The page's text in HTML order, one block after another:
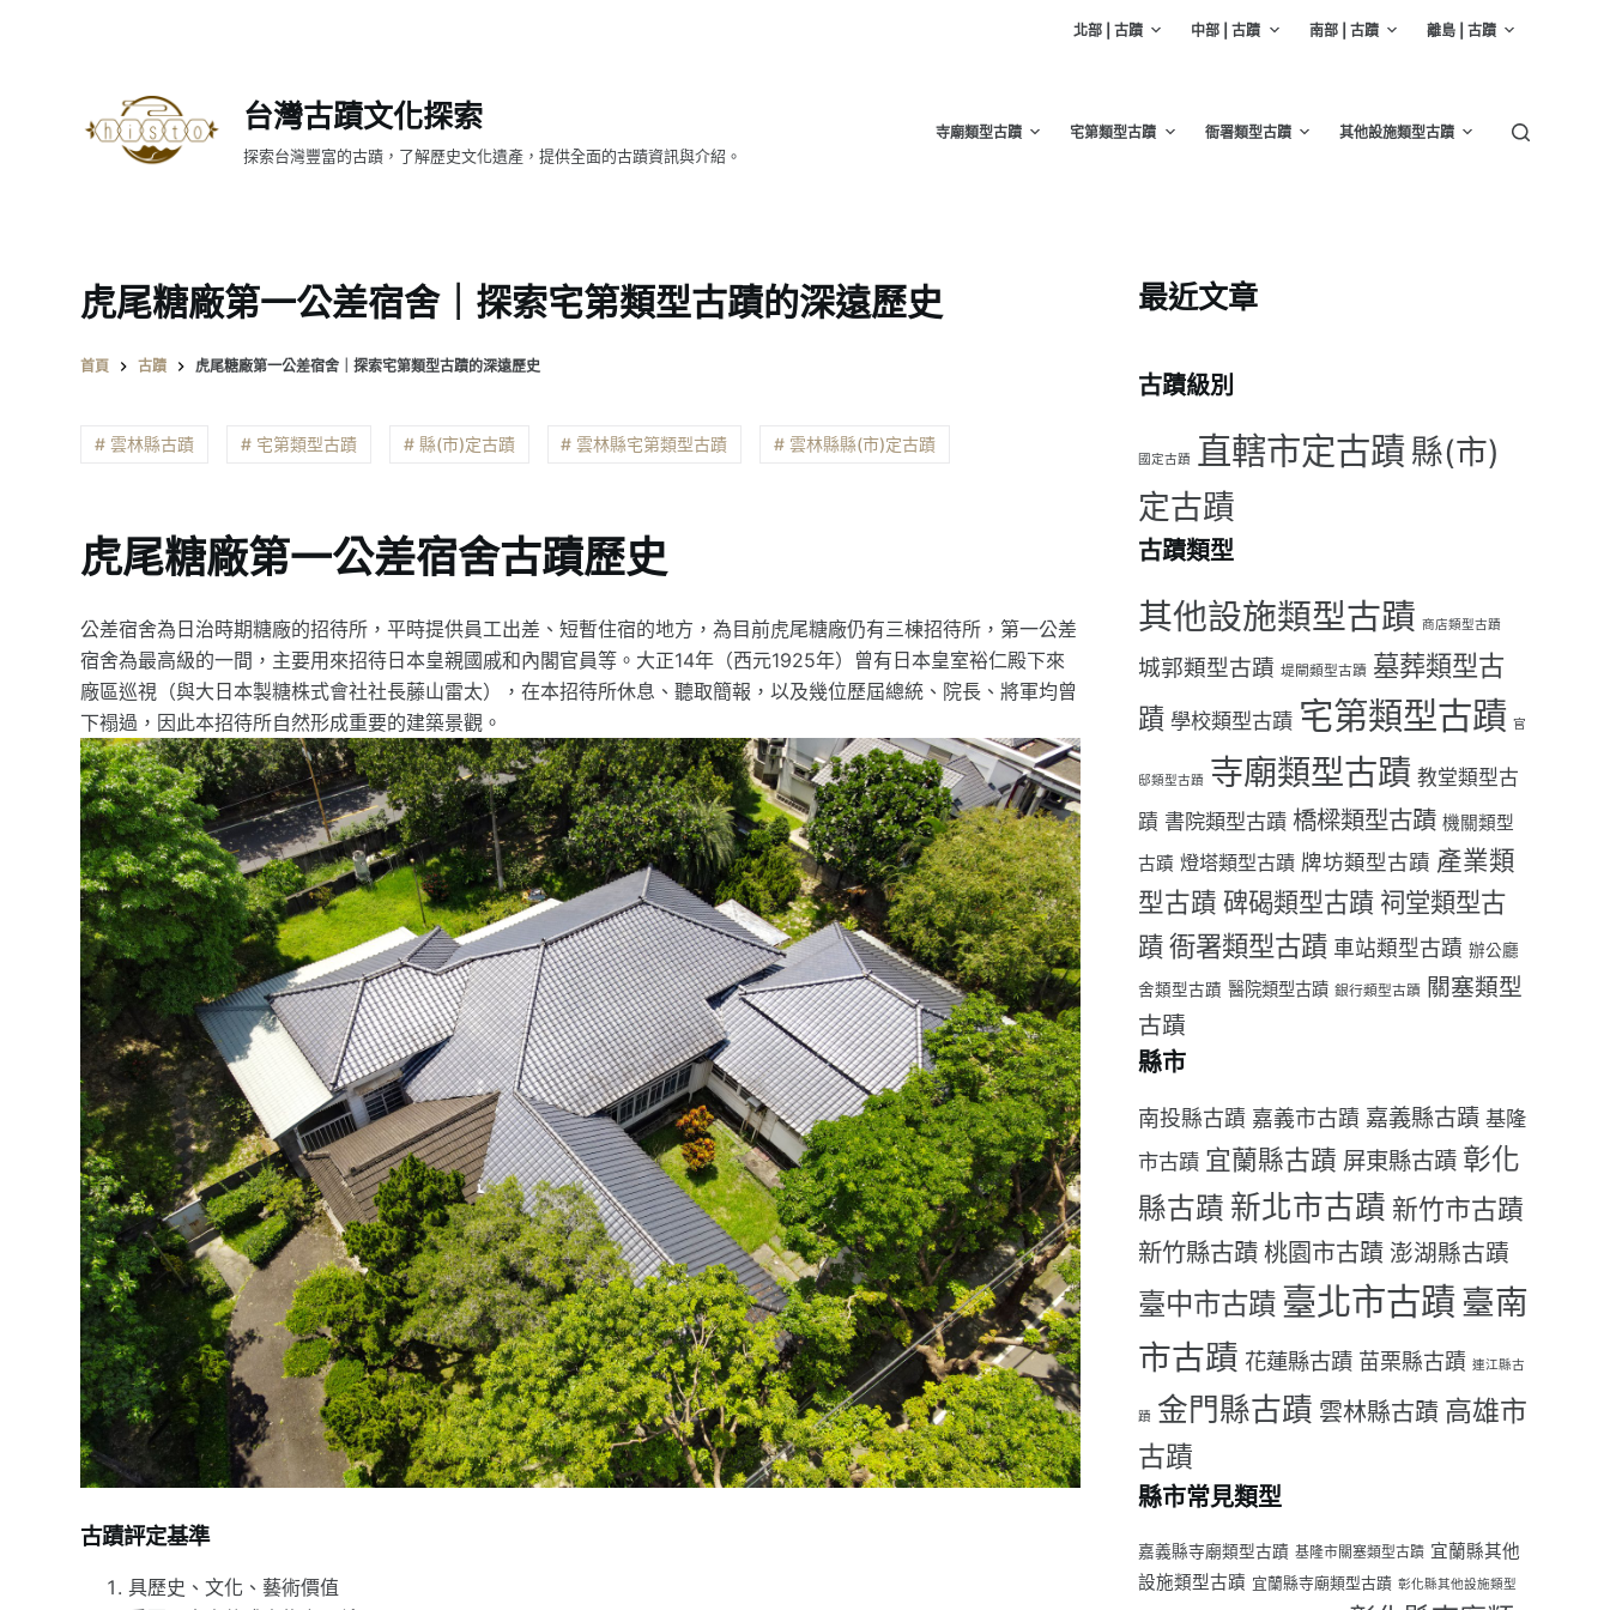
北部 | 古蹟 中部 | 古蹟 南部 | 古蹟 離島 | 古蹟
台灣古蹟文化探索
探索台灣豐富的古蹟，了解歷史文化遺產，提供全面的古蹟資訊與介紹。
寺廟類型古蹟 宅第類型古蹟 衙署類型古蹟 其他設施類型古蹟
虎尾糖廠第一公差宿舍｜探索宅第類型古蹟的深遠歷史
首頁 古蹟 虎尾糖廠第一公差宿舍｜探索宅第類型古蹟的深遠歷史
# 雲林縣古蹟 # 宅第類型古蹟 # 縣(市)定古蹟 # 雲林縣宅第類型古蹟 # 雲林縣縣(市)定古蹟
虎尾糖廠第一公差宿舍古蹟歷史
公差宿舍為日治時期糖廠的招待所，平時提供員工出差、短暫住宿的地方，為目前虎尾糖廠仍有三棟招待所，第一公差
宿舍為最高級的一間，主要用來招待日本皇親國戚和內閣官員等。大正14年（西元1925年）曾有日本皇室裕仁殿下來
廠區巡視（與大日本製糖株式會社社長藤山雷太），在本招待所休息、聽取簡報，以及幾位歷屆總統、院長、將軍均曾
下褟過，因此本招待所自然形成重要的建築景觀。
古蹟評定基準
具歷史、文化、藝術價值
最近文章
古蹟級別
國定古蹟 直轄市定古蹟縣(市)
定古蹟
古蹟類型
其他設施類型古蹟 商店類型古蹟
城郭類型古蹟 堤閘類型古蹟 墓葬類型古
蹟 學校類型古蹟 宅第類型古蹟 官
邸類型古蹟 寺廟類型古蹟 教堂類型古
蹟 書院類型古蹟 橋樑類型古蹟 機關類型
古蹟 燈塔類型古蹟 牌坊類型古蹟 產業類
型古蹟 碑碣類型古蹟 祠堂類型古
蹟 衙署類型古蹟 車站類型古蹟 辦公廳
舍類型古蹟 醫院類型古蹟 銀行類型古蹟 關塞類型
古蹟
縣市
南投縣古蹟 嘉義市古蹟 嘉義縣古蹟 基隆
市古蹟 宜蘭縣古蹟 屏東縣古蹟 彰化
縣古蹟 新北市古蹟 新竹市古蹟
新竹縣古蹟 桃園市古蹟 澎湖縣古蹟
臺中市古蹟 臺北市古蹟臺南
市古蹟 花蓮縣古蹟 苗栗縣古蹟 連江縣古
蹟 金門縣古蹟 雲林縣古蹟 高雄市
古蹟
縣市常見類型
嘉義縣寺廟類型古蹟 基隆市關塞類型古蹟 宜蘭縣其他
設施類型古蹟 宜蘭縣寺廟類型古蹟 彰化縣其他設施類型